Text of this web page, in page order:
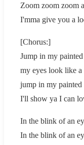
Zoom zoom zoom
I'mma give you a
[Chorus:]
Jump in my
my eyes look like
jump in my
I'll show ya I can
In the blink of an
In the blink of an